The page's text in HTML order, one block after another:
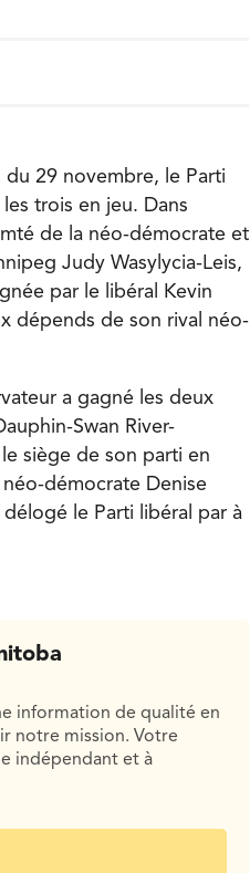
du 29 novembre, le Parti
trois en jeu. Dans
de la néo-démocrate et
Judy Wasylycia-Leis,
par le libéral Kevin
dépends de son rival néo-
a gagné les deux
Swan River-
siège de son parti en
démocrate Denise
le Parti libéral par à
information de qualité en
notre mission. Votre
indépendant et à